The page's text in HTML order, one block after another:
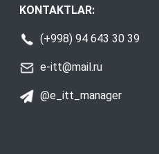
KONTAKTLAR:
(+998) 94 643 30 39
e-itt@mail.ru
@e_itt_manager